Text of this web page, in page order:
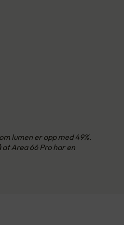
lumen er opp med 49%.
Area 66 Pro har en